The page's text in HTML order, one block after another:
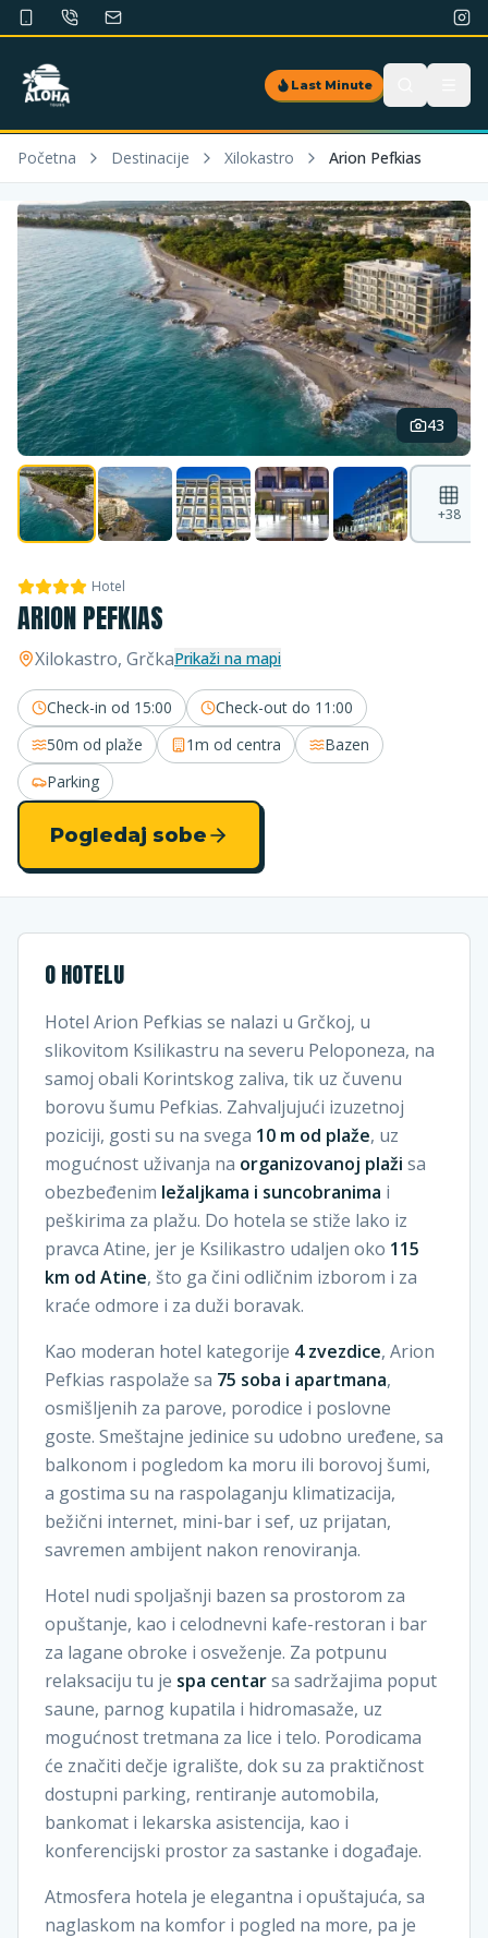
Last Minute
Početna Destinacije Xilokastro Arion Pefkias
43
+38
Hotel
ARION PEFKIAS
Xilokastro, GrčkaPrikaži na mapi
Check-in od 15:00 Check-out do 11:00
50m od plaže 1m od centra
Bazen
Parking
Pogledaj sobe
O HOTELU
Hotel Arion Pefkias se nalazi u Grčkoj, u
slikovitom Ksilikastru na severu Peloponeza, na
samoj obali Korintskog zaliva, tik uz čuvenu
borovu šumu Pefkias. Zahvaljujući izuzetnoj
poziciji, gosti su na svega 10 m od plaže, uz
mogućnost uživanja na organizovanoj plaži sa
obezbeđenim ležaljkama i suncobranima i
peškirima za plažu. Do hotela se stiže lako iz
pravca Atine, jer je Ksilikastro udaljen oko 115
km od Atine, što ga čini odličnim izborom i za
kraće odmore i za duži boravak.
Kao moderan hotel kategorije 4 zvezdice, Arion
Pefkias raspolaže sa 75 soba i apartmana,
osmišljenih za parove, porodice i poslovne
goste. Smeštajne jedinice su udobno uređene, sa
balkonom i pogledom ka moru ili borovoj šumi,
a gostima su na raspolaganju klimatizacija,
bežični internet, mini-bar i sef, uz prijatan,
savremen ambijent nakon renoviranja.
Hotel nudi spoljašnji bazen sa prostorom za
opuštanje, kao i celodnevni kafe-restoran i bar
za lagane obroke i osveženje. Za potpunu
relaksaciju tu je spa centarsa sadržajima poput
saune, parnog kupatila i hidromasaže, uz
mogućnost tretmana za lice i telo. Porodicama
će značiti dečje igralište, dok su za praktičnost
dostupni parking, rentiranje automobila,
bankomat i lekarska asistencija, kao i
konferencijski prostor za sastanke i događaje.
Atmosfera hotela je elegantna i opuštajuća, sa
naglaskom na komfor i pogled na more, pa je